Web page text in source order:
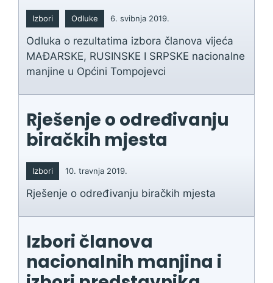
Izbori Odluke 6. svibnja 2019.
Odluka o rezultatima izbora članova vijeća
MAĐARSKE, RUSINSKE I SRPSKE nacionalne
manjine u Općini Tompojevci
Rješenje o određivanju
biračkih mjesta
Izbori 10. travnja 2019.
Rješenje o određivanju biračkih mjesta
Izbori članova
nacionalnih manjina i